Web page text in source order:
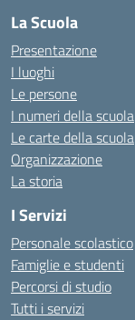
La Scuola
Presentazione
I luoghi
Le persone
I numeri della scuola
Le carte della scuola
Organizzazione
La storia
I Servizi
Personale scolastico
Famiglie e studenti
Percorsi di studio
Tutti i servizi